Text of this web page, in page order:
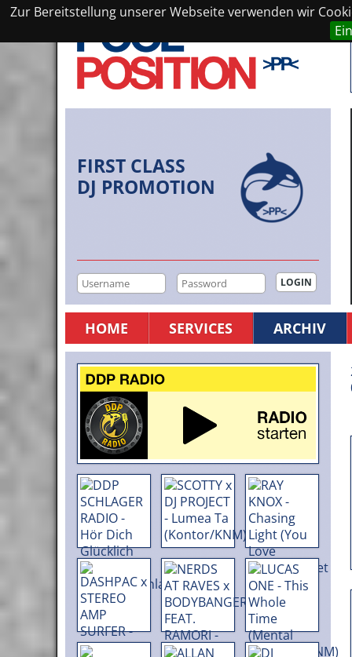
Zur Bereitstellung unserer Webseite verwenden wir
FIRST CLASS
DJ PROMOTION
HOME SERVICES ARCHIV